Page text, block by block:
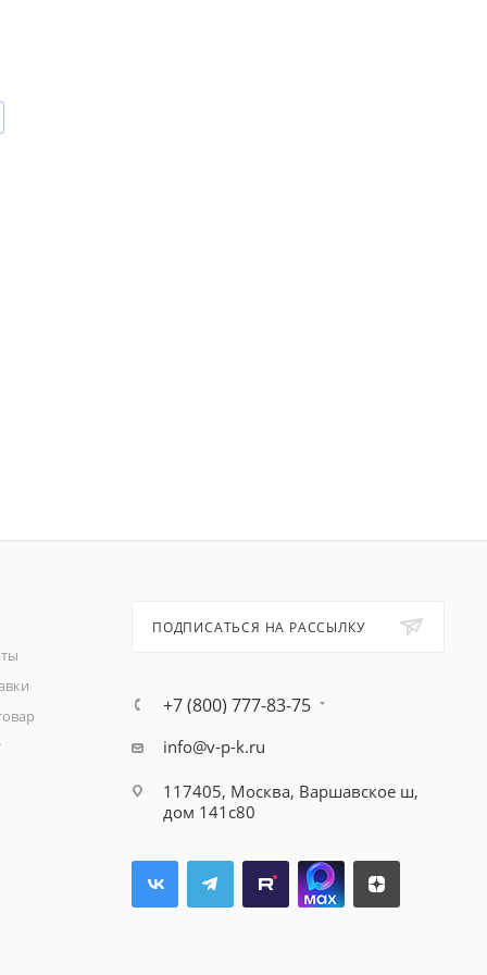
ПОДПИСАТЬСЯ НА РАССЫЛКУ
+7 (800) 777-83-75
info@v-p-k.ru
117405, Москва, Варшавское ш,
дом 141с80